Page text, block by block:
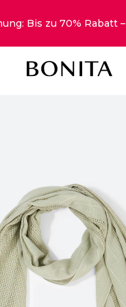
Bis zu 70% Rabatt –